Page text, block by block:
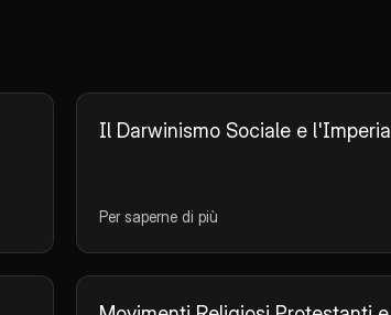
Il Darwinismo Sociale e
Per saperne di più